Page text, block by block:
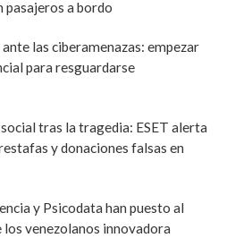
pasajeros a bordo
ante las ciberamenazas: empezar
para resguardarse
tras la tragedia: ESET alerta
y donaciones falsas en
y Psicodata han puesto al
los venezolanos innovadora